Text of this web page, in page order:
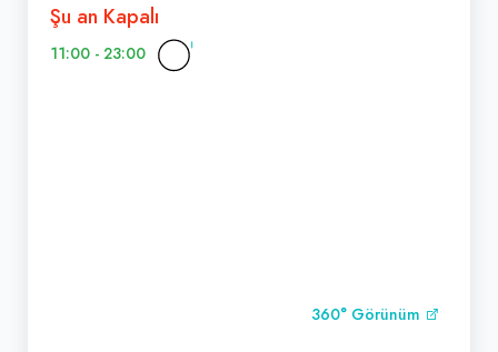
Şu an Kapalı
11:00 - 23:00
360° Görünüm